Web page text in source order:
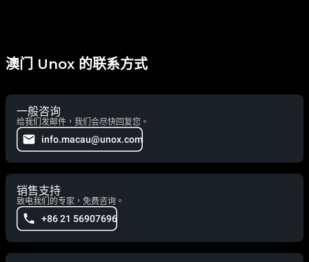
澳门 Unox 的联系方式
一般咨询
给我们发邮件，我们会尽快回复您。
info.macau@unox.com
销售支持
致电我们的专家，免费咨询。
+86 21 56907696